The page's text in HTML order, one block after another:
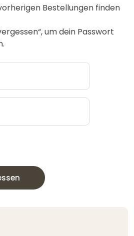
Bestellungen finden
um dein Passwort